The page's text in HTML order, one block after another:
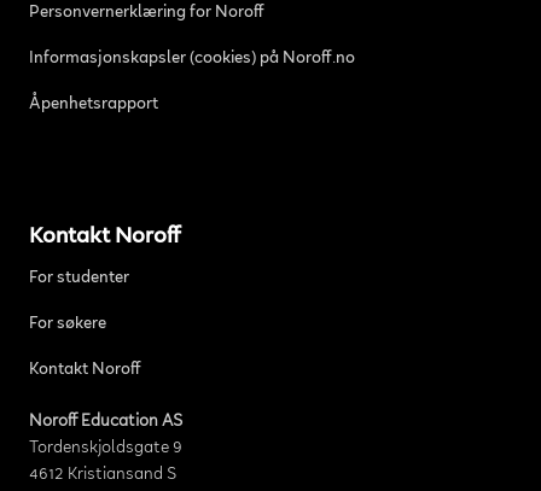
Personvernerklæring for Noroff
Informasjonskapsler (cookies) på Noroff.no
Åpenhetsrapport
Kontakt Noroff
For studenter
For søkere
Kontakt Noroff
Noroff Education AS
Tordenskjoldsgate 9
4612 Kristiansand S